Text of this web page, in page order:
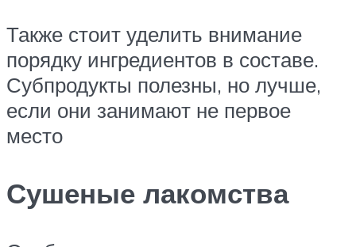
Также стоит уделить внимание
порядку ингредиентов в составе.
Субпродукты полезны, но лучше,
если они занимают не первое
место
Сушеные лакомства